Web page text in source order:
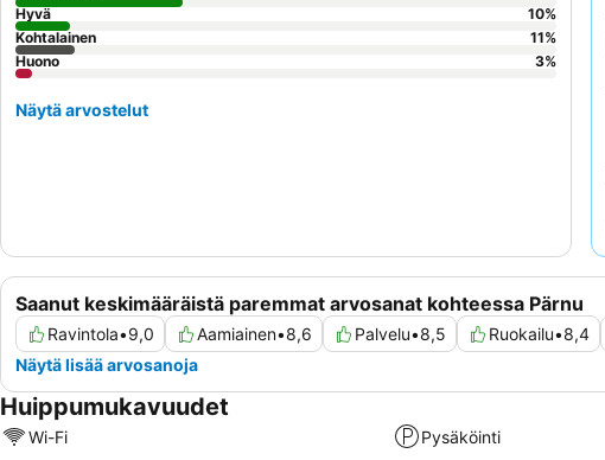
Saanut keskimääräistä paremmat arvosanat kohteessa Pärnu
Ravintola•9,0 Aamiainen•8,6 Palvelu•8,5 Ruokailu•8,4
Näytä lisää arvosanoja
Hyvä
10%
Kohtalainen
11%
Huono
3%
Näytä arvostelut
Huippumukavuudet
Wi-Fi Pysäköinti